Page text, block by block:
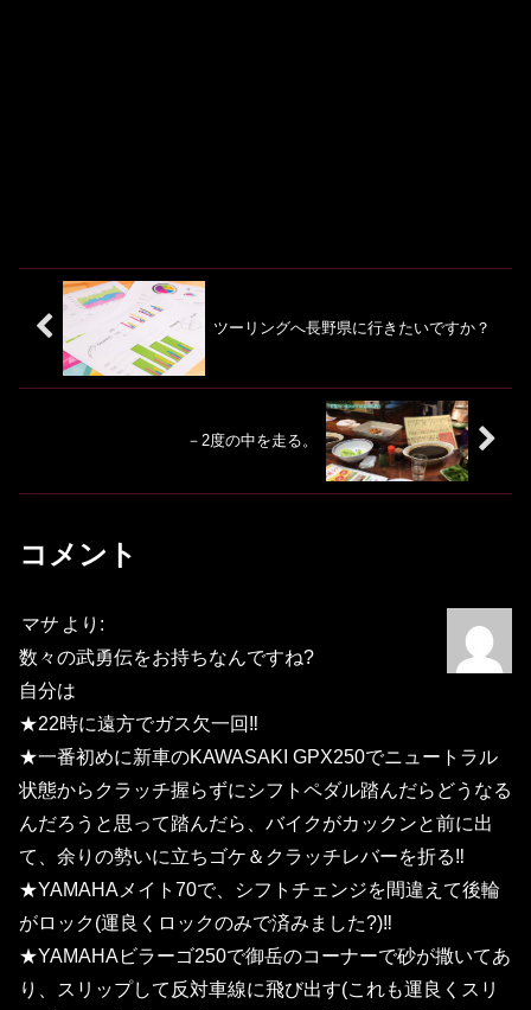
ツーリングへ長野県に行きたいですか？
－2度の中を走る。
コメント
マサ より:
数々の武勇伝をお持ちなんですね?
自分は
★22時に遠方でガス欠一回‼
★一番初めに新車のKAWASAKI GPX250でニュートラル
状態からクラッチ握らずにシフトペダル踏んだらどうなる
んだろうと思って踏んだら、バイクがカックンと前に出
て、余りの勢いに立ちゴケ＆クラッチレバーを折る‼
★YAMAHAメイト70で、シフトチェンジを間違えて後輪
がロック(運良くロックのみで済みました?)‼
★YAMAHAビラーゴ250で御岳のコーナーで砂が撒いてあ
り、スリップして反対車線に飛び出す(これも運良くスリ